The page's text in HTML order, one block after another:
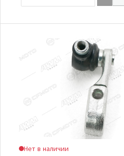
Нет в наличии